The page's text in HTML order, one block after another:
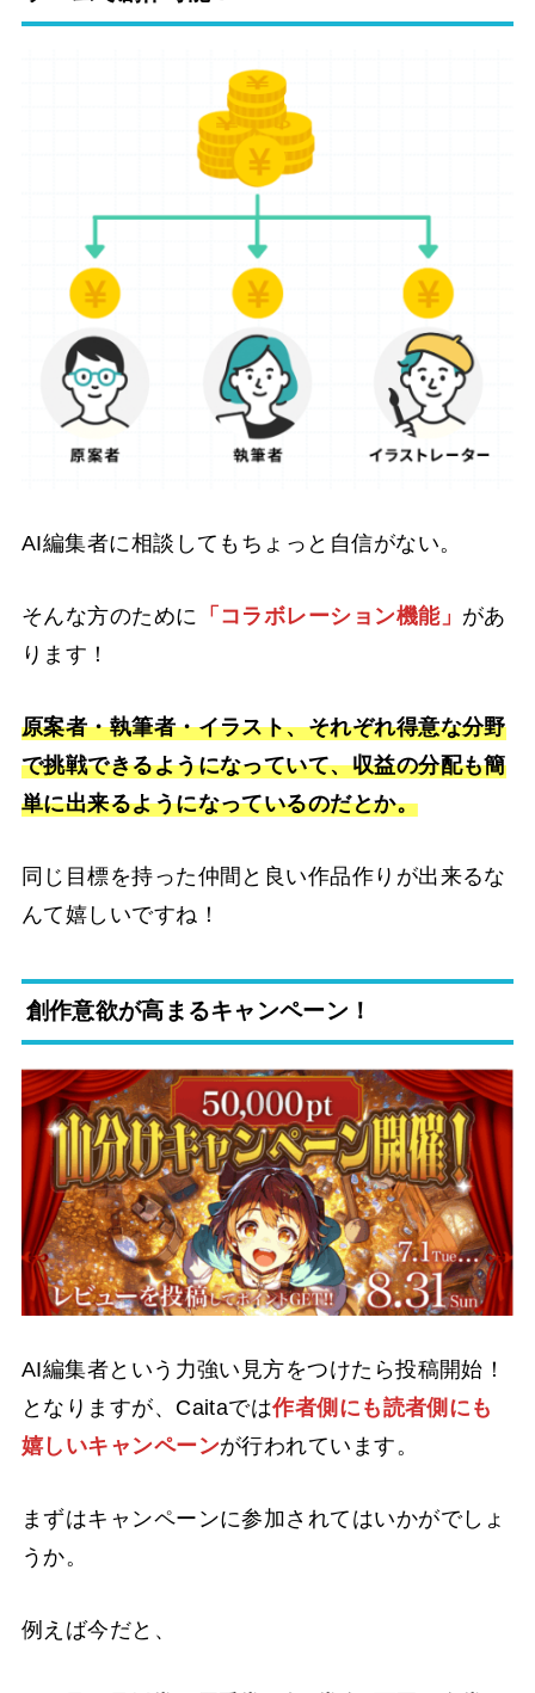
AI編集者に相談してもちょっと自信がない。
そんな方のために 「コラボレーション機能」 があ
ります！
原案者・執筆者・イラスト、それぞれ得意な分野
で挑戦できるようになっていて、収益の分配も簡
単に出来るようになっているのだとか。
同じ目標を持った仲間と良い作品作りが出来るな
んて嬉しいですね！
創作意欲が高まるキャンペーン！
AI編集者という力強い見方をつけたら投稿開始！
となりますが、Caitaでは作者側にも読者側にも
嬉しいキャンペーンが行われています。
まずはキャンペーンに参加されてはいかがでしょ
うか。
例えば今だと、